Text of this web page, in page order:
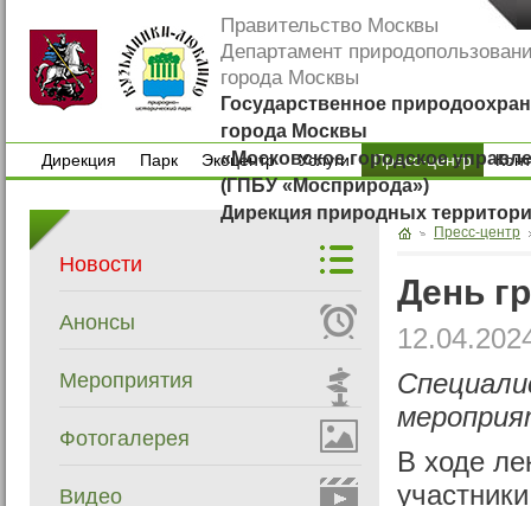
Правительство Москвы
Департамент
города Москвы
Государственное
города Москвы
«Московское городское
(ГПБУ «Мосприрода»)
Дирекция природных
Дирекция
Парк
Экоцентр
Экоцентр
Услуги
Услуги
Пресс-центр
Новости
Анонсы
Мероприятия
Фотогалерея
Видео
Пресс-центр
День
В ходе